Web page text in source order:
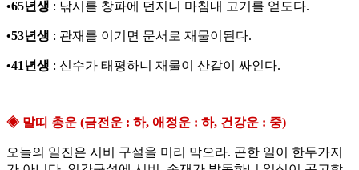
•65년생 : 낚시를 창파에 던지니 마침내 고기를 얻도다.
•53년생 : 관재를 이기면 문서로 재물이된다.
•41년생 : 신수가 태평하니 재물이 산같이 싸인다.
◈ 말띠 총운 (금전운 : 하, 애정운 : 하, 건강운 : 중)
오늘의 일진은 시비 구설을 미리 막으라. 곤한 일이 한두가지